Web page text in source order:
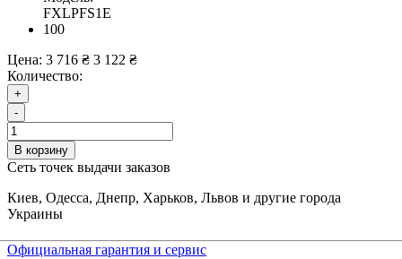
FXLPFS1E
100
Цена: 3 716 ₴ 3 122 ₴
Количество:
+
-
В корзину
Сеть точек выдачи заказов
Киев, Одесса, Днепр, Харьков, Львов и другие города
Украины
Официальная гарантия и сервис